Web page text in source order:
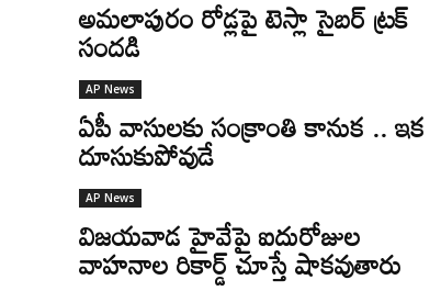
అమలాపురం రోడ్లపై టెస్లా సైబర్ ట్రక్
సందడి
AP News
ఏపీ వాసులకు సంక్రాంతి కానుక .. ఇక
దూసుకుపోవుడే
AP News
విజయవాడ హైవేపై ఐదురోజుల
వాహనాల రికార్డ్ చూస్తే షాకవుతారు